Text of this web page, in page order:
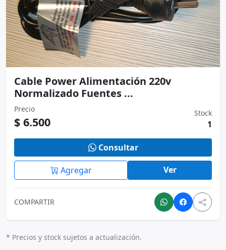
Cable Power Alimentación 220v
Normalizado Fuentes ...
Precio
$ 6.500
Stock
1
Consultar
Agregar Ver
COMPARTIR
* Precios y stock sujetos a actualización.